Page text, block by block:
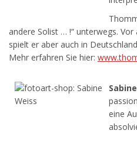
andere Solist … !“ unterwegs.
spielt er aber auch in
Mehr erfahren Sie hier:
eine